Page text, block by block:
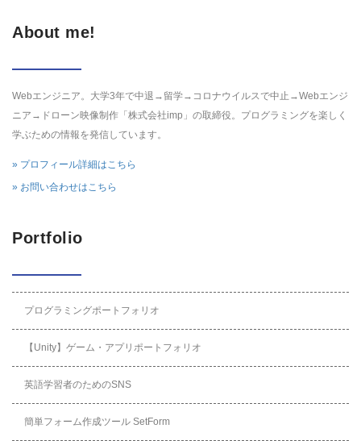
About me!
Webエンジニア。大学3年で中退→留学→コロナウイルスで中止→Webエンジ
ニア→ドローン映像制作「株式会社imp」の取締役。プログラミングを楽しく
学ぶための情報を発信しています。
» プロフィール詳細はこちら
» お問い合わせはこちら
Portfolio
プログラミングポートフォリオ
【Unity】ゲーム・アプリポートフォリオ
英語学習者のためのSNS
簡単フォーム作成ツール SetForm